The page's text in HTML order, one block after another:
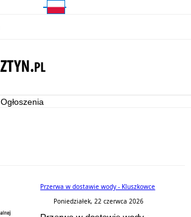
Ogłoszenia
Przerwa w dostawie wody - Kluszkowce
Poniedziałek, 22 czerwca 2026